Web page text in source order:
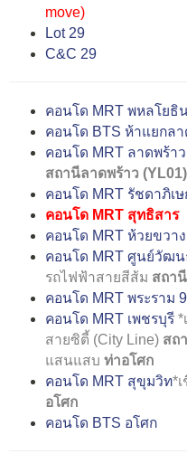
move)
Lot 29
C&C 29
คอนโด MRT พหลโยธิ
คอนโด BTS ห้าแยกลา
คอนโด MRT ลาดพร้าว
สถานีลาดพร้าว (YL01)
คอนโด MRT รัชดาภิเษ
คอนโด MRT สุทธิสาร
คอนโด MRT ห้วยขวาง
คอนโด MRT ศูนย์วัฒน
รถไฟฟ้าสายสีส้ม สถา
คอนโด MRT พระราม 9
คอนโด MRT เพชรบุรี *
สายซิตี้ (City Line) สถ
แสนแสบ ท่าอโศก
คอนโด MRT สุขุมวิท*
อโศก
คอนโด BTS อโศก